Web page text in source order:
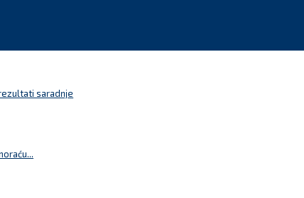
saradnje